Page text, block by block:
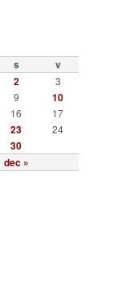
s v
dec »
2 3
9
10
16
17
23 24
30